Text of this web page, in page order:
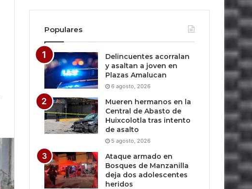
Populares
Delincuentes acorralan
y asaltan a joven en
Plazas Amalucan
6 agosto, 2026
Mueren hermanos en la
Central de Abasto de
Huixcolotla tras intento
de asalto
5 agosto, 2026
Ataque armado en
Bosques de Manzanilla
deja dos adolescentes
heridos